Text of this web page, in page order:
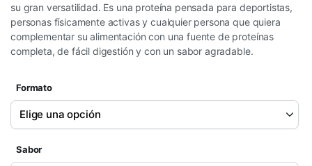
su gran versatilidad. Es una proteína pensada para deportistas,
personas físicamente activas y cualquier persona que quiera
complementar su alimentación con una fuente de proteínas
completa, de fácil digestión y con un sabor agradable.
Formato
Sabor